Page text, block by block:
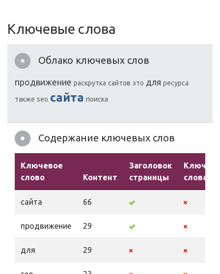
Ключевые слова
Облако ключевых слов
продвижение раскрутка сайтов это для ресурса
также seo сайта поиска
Содержание ключевых слов
Ключевое
слово
Контент
Заголовок
страницы
слова
сайта 66
продвижение 29
для 29